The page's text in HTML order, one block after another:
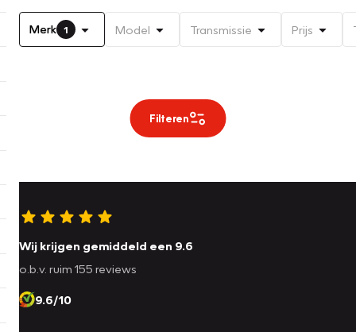
Merk 1 Model Transmissie Prijs
Filteren
Wij krijgen gemiddeld een 9.6
o.b.v. ruim 155 reviews
9.6/10